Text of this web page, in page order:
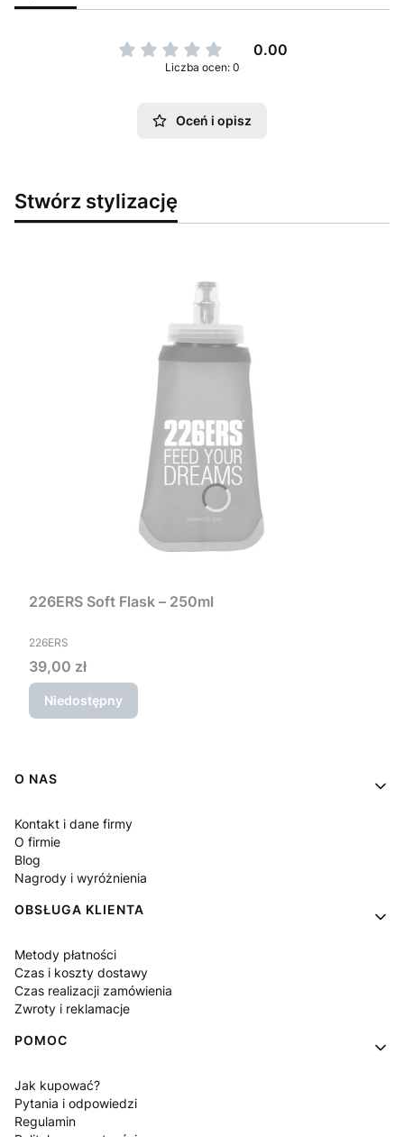
0.00
Liczba ocen: 0
Oceń i opisz
Stwórz stylizację
226ERS Soft Flask – 250ml
PRODUCENT
226ERS
Cena
39,00 zł
Niedostępny
Linki w stopce
O NAS
Kontakt i dane firmy
O firmie
Blog
Nagrody i wyróżnienia
OBSŁUGA KLIENTA
Metody płatności
Czas i koszty dostawy
Czas realizacji zamówienia
Zwroty i reklamacje
POMOC
Jak kupować?
Pytania i odpowiedzi
Regulamin